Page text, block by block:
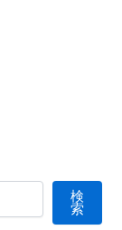
検
索